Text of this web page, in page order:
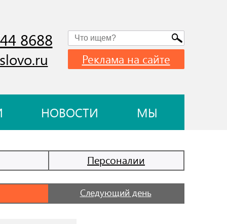
8688
Реклама на сайте
НОВОСТИ МЫ
Персоналии
Следующий день